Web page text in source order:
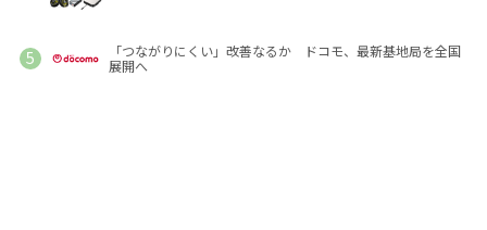
「つながりにくい」改善なるか ドコモ、最新基地局を全国
展開へ